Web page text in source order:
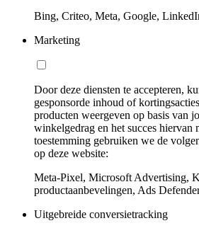
Bing, Criteo, Meta, Google,
Marketing
Door deze diensten te accepteren,
gesponsorde inhoud of
producten weergeven op basis van
winkelgedrag en het succes hiervan
toestemming gebruiken we de
op deze website:
Meta-Pixel, Microsoft Advertising,
productaanbevelingen, Ads
Uitgebreide conversietracking